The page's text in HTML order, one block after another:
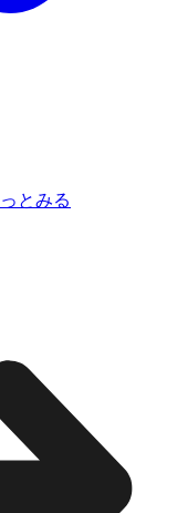
とみる